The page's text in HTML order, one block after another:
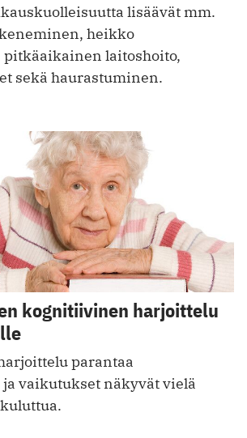
lisäävät mm.
heikko
laitoshoito,
sekä haurastuminen.
kognitiivinen harjoittelu
parantaa
vaikutukset näkyvät vielä